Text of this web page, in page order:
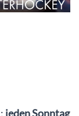
jeden Sonntag